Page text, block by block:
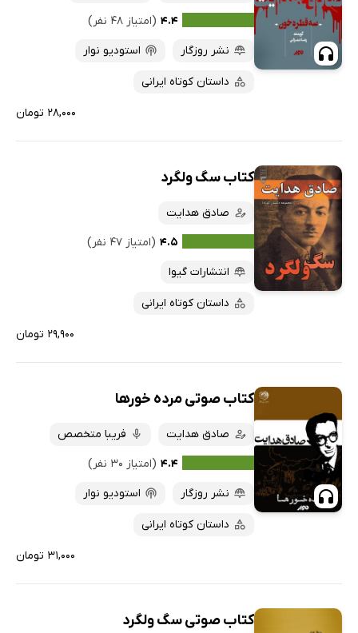
۴.۴ (امتیاز ۴۸ نفر)
نشر روزگار
استودیو نوار
داستان کوتاه ایرانی
۲۸,۰۰۰ تومان
کتاب سگ ولگرد
صادق هدایت
۴.۵ (امتیاز ۴۷ نفر)
انتشارات گیوا
داستان کوتاه ایرانی
۲۹,۹۰۰ تومان
کتاب صوتی مرده خورها
صادق هدایت
فریبا متخصص
۴.۴ (امتیاز ۳۰ نفر)
نشر روزگار
استودیو نوار
داستان کوتاه ایرانی
۳۱,۰۰۰ تومان
کتاب صوتی سگ ولگرد